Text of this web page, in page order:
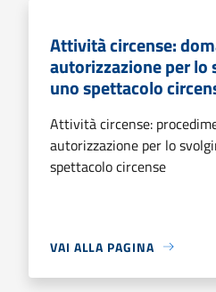
Attività circense:
autorizzazione per
uno spettacolo
Attività circense:
autorizzazione per lo
spettacolo circense
VAI ALLA PAGINA